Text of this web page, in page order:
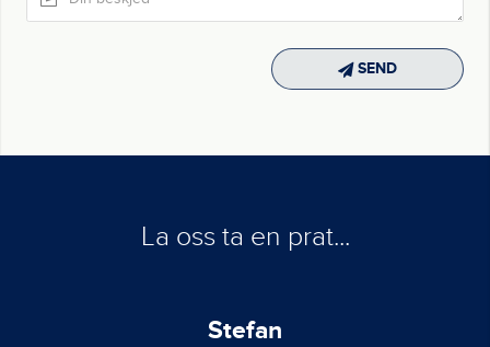
La oss ta en prat...
Stefan